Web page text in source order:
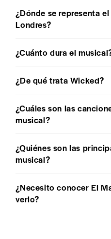
¿Dónde se representa
Londres?
¿Cuánto dura el
¿De qué trata Wicked?
¿Cuáles son las
musical?
¿Quiénes son las
musical?
¿Necesito conocer El
verlo?